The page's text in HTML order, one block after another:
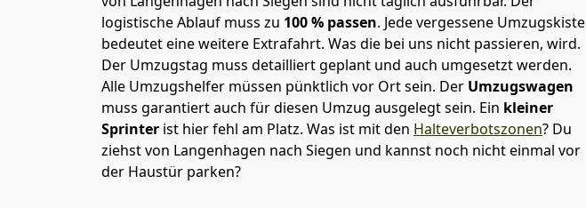
logistische Ablauf muss zu 100 % passen. Jede vergessene Umzugskiste
bedeutet eine weitere Extrafahrt. Was die bei uns nicht passieren, wird.
Der Umzugstag muss detailliert geplant und auch umgesetzt werden.
Alle Umzugshelfer müssen pünktlich vor Ort sein. Der Umzugswagen
muss garantiert auch für diesen Umzug ausgelegt sein. Ein kleiner
Sprinter ist hier fehl am Platz. Was ist mit den Halteverbotszonen? Du
ziehst von Langenhagen nach Siegen und kannst noch nicht einmal vor
der Haustür parken?